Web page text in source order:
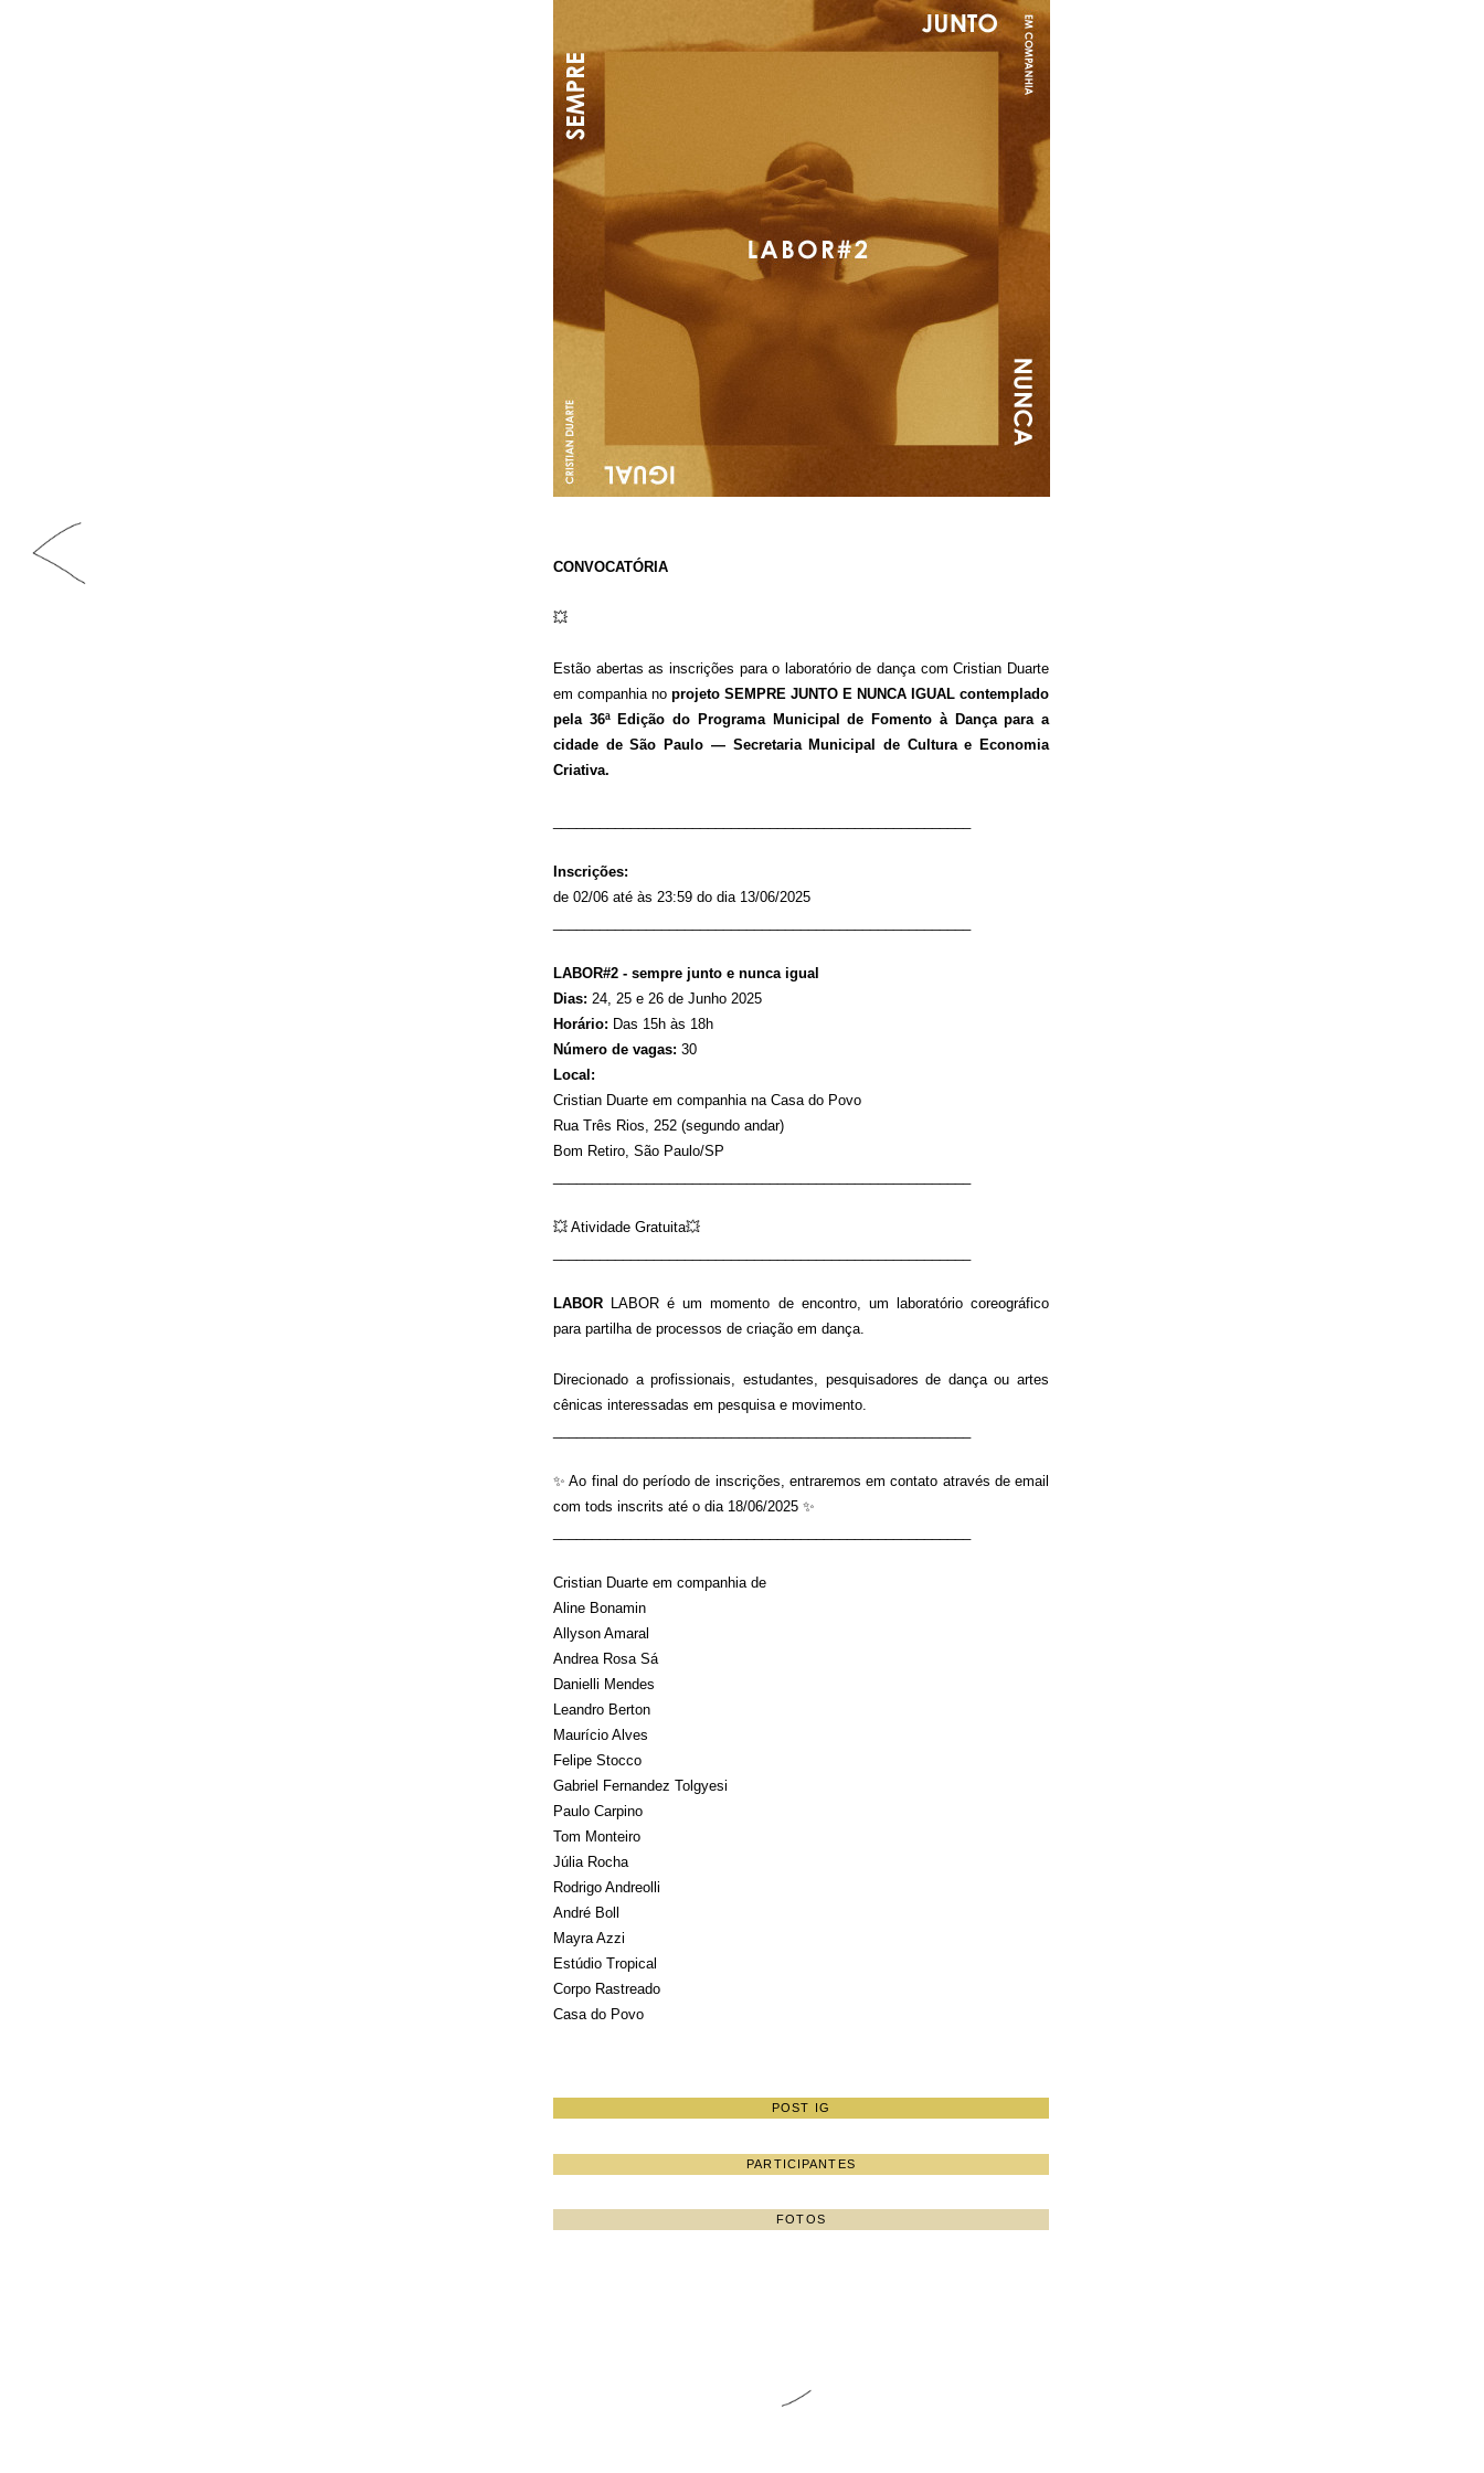
CONVOCATÓRIA
💥
Estão abertas as inscrições para o laboratório de dança com Cristian Duarte
em companhia no projeto SEMPRE JUNTO E NUNCA IGUAL contemplado
pela 36ª Edição do Programa Municipal de Fomento à Dança para a
cidade de São Paulo — Secretaria Municipal de Cultura e Economia
Criativa.
Inscrições:
de 02/06 até às 23:59 do dia 13/06/2025
LABOR#2 - sempre junto e nunca igual
Dias: 24, 25 e 26 de Junho 2025
Horário: Das 15h às 18h
Número de vagas: 30
Local:
Cristian Duarte em companhia na Casa do Povo
Rua Três Rios, 252 (segundo andar)
Bom Retiro, São Paulo/SP
💥 Atividade Gratuita💥
LABOR LABOR é um momento de encontro, um laboratório coreográfico
para partilha de processos de criação em dança.
Direcionado a profissionais, estudantes, pesquisadores de dança ou artes
cênicas interessadas em pesquisa e movimento.
✨ Ao final do período de inscrições, entraremos em contato através de email
com tods inscrits até o dia 18/06/2025 ✨
Cristian Duarte em companhia de
Aline Bonamin
Allyson Amaral
Andrea Rosa Sá
Danielli Mendes
Leandro Berton
Maurício Alves
Felipe Stocco
Gabriel Fernandez Tolgyesi
Paulo Carpino
Tom Monteiro
Júlia Rocha
Rodrigo Andreolli
André Boll
Mayra Azzi
Estúdio Tropical
Corpo Rastreado
Casa do Povo
PARTICIPANTES
POST IG
FOTOS